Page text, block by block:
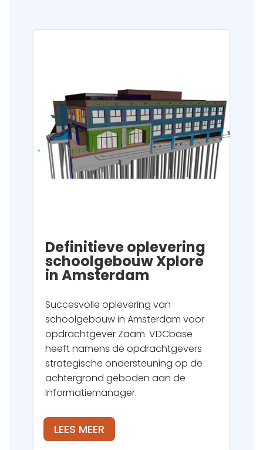
Definitieve oplevering
schoolgebouw Xplore
in Amsterdam
Succesvolle oplevering van
schoolgebouw in Amsterdam voor
opdrachtgever Zaam. VDCbase
heeft namens de opdrachtgevers
strategische ondersteuning op de
achtergrond geboden aan de
Informatiemanager.
LEES MEER